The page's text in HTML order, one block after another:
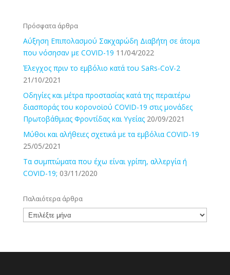
Πρόσφατα άρθρα
Αύξηση Επιπολασμού Σακχαρώδη Διαβήτη σε άτομα
που νόσησαν με COVID-19 11/04/2022
Έλεγχος πριν το εμβόλιο κατά του SaRs-CoV-2
21/10/2021
Οδηγίες και μέτρα προστασίας κατά της περαιτέρω
διασποράς του κορονοϊού COVID-19 στις μονάδες
Πρωτοβάθμιας Φροντίδας και Υγείας 20/09/2021
Μύθοι και αλήθειες σχετικά με τα εμβόλια COVID-19
25/05/2021
Τα συμπτώματα που έχω είναι γρίπη, αλλεργία ή
COVID-19; 03/11/2020
Παλαιότερα άρθρα
Παλαιότερα
άρθρα